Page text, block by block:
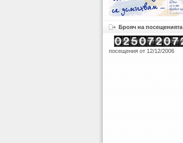
Брояч на посещенията
посещения от 12/12/2006